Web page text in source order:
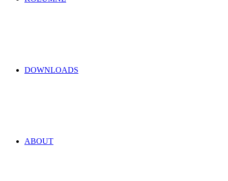
DOWNLOADS
ABOUT